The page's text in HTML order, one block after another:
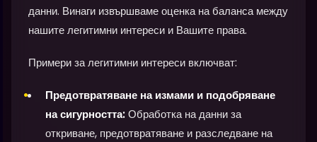
данни. Винаги извършваме оценка на баланса между
нашите легитимни интереси и Вашите права.
Примери за легитимни интереси включват:
Предотвратяване на измами и подобряване
на сигурността:Обработка на данни за
откриване, предотвратяване и разследване на